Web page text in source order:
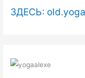
ЗДЕСЬ: